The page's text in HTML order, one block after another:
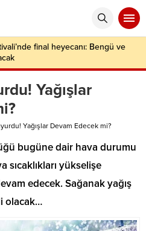
final heyecanı: Bengü ve
Yağışlar
Yağışlar Devam Edecek mi?
bugüne dair hava durumu
sıcaklıkları yükselişe
edecek. Sağanak yağış
olacak…